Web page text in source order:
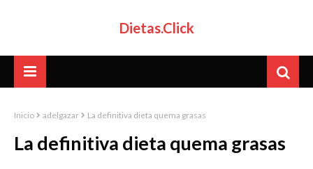
Dietas.Click
Inicio adelgazar La definitiva dieta quema grasas
La definitiva dieta quema grasas